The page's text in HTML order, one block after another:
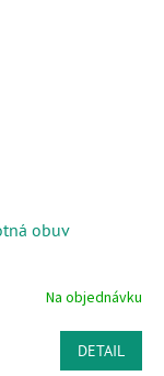
obuv
Na objednávku
DETAIL